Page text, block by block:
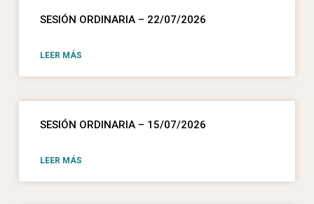
SESIÓN ORDINARIA – 22/07/2026
LEER MÁS
SESIÓN ORDINARIA – 15/07/2026
LEER MÁS